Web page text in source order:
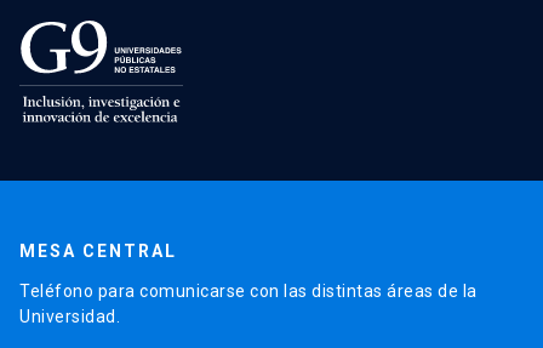
MESA CENTRAL
Teléfono para comunicarse con las distintas áreas de la
Universidad.